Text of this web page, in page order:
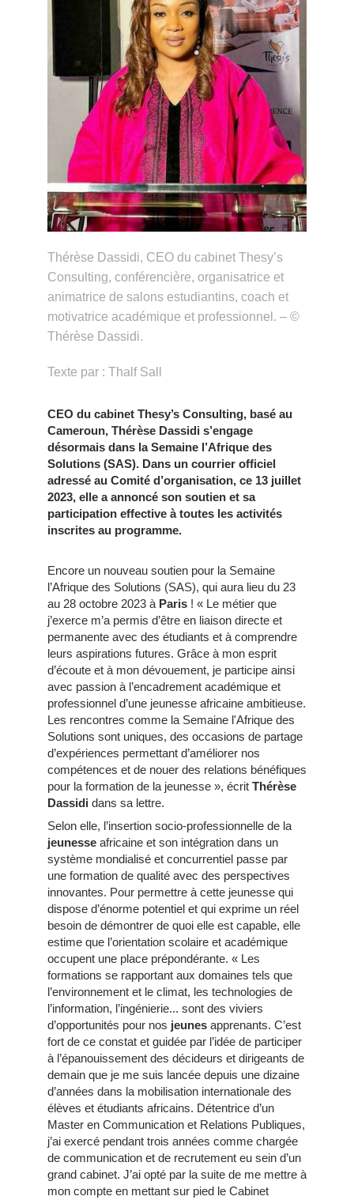
Thérèse Dassidi, CEO du cabinet Thesy’s
Consulting, conférencière, organisatrice et
animatrice de salons estudiantins, coach et
motivatrice académique et professionnel. – ©
Thérèse Dassidi.
Texte par : Thalf Sall
CEO du cabinet Thesy’s Consulting, basé au
Cameroun, Thérèse Dassidi s’engage
désormais dans la Semaine l’Afrique des
Solutions (SAS). Dans un courrier officiel
adressé au Comité d’organisation, ce 13 juillet
2023, elle a annoncé son soutien et sa
participation effective à toutes les activités
inscrites au programme.
Encore un nouveau soutien pour la Semaine
l’Afrique des Solutions (SAS), qui aura lieu du 23
au 28 octobre 2023 à Paris ! « Le métier que
j’exerce m’a permis d’être en liaison directe et
permanente avec des étudiants et à comprendre
leurs aspirations futures. Grâce à mon esprit
d’écoute et à mon dévouement, je participe ainsi
avec passion à l’encadrement académique et
professionnel d’une jeunesse africaine ambitieuse.
Les rencontres comme la Semaine l'Afrique des
Solutions sont uniques, des occasions de partage
d’expériences permettant d’améliorer nos
compétences et de nouer des relations bénéfiques
pour la formation de la jeunesse », écrit Thérèse
Dassidi dans sa lettre.
Selon elle, l’insertion socio-professionnelle de la
jeunesse africaine et son intégration dans un
système mondialisé et concurrentiel passe par
une formation de qualité avec des perspectives
innovantes. Pour permettre à cette jeunesse qui
dispose d’énorme potentiel et qui exprime un réel
besoin de démontrer de quoi elle est capable, elle
estime que l’orientation scolaire et académique
occupent une place prépondérante. « Les
formations se rapportant aux domaines tels que
l’environnement et le climat, les technologies de
l’information, l’ingénierie... sont des viviers
d’opportunités pour nos jeunes apprenants. C’est
fort de ce constat et guidée par l’idée de participer
à l’épanouissement des décideurs et dirigeants de
demain que je me suis lancée depuis une dizaine
d’années dans la mobilisation internationale des
élèves et étudiants africains. Détentrice d’un
Master en Communication et Relations Publiques,
j’ai exercé pendant trois années comme chargée
de communication et de recrutement eu sein d’un
grand cabinet. J’ai opté par la suite de me mettre à
mon compte en mettant sur pied le Cabinet